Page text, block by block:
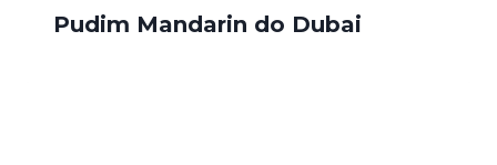
Pudim Mandarin do Dubai